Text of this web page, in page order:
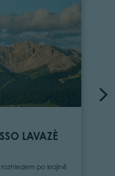
LAVAZÈ
po krajině